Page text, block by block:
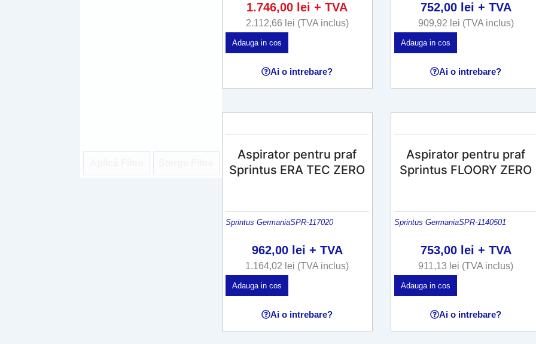
1.746,00 lei + TVA
2.112,66 lei (TVA inclus)
Adauga in cos
Ai o intrebare?
752,00 lei + TVA
909,92 lei (TVA inclus)
Adauga in cos
Ai o intrebare?
Aspirator pentru praf
Sprintus ERA TEC ZERO
Sprintus GermaniaSPR-117020
962,00 lei + TVA
1.164,02 lei (TVA inclus)
Adauga in cos
Ai o intrebare?
Aspirator pentru praf
Sprintus FLOORY ZERO
Sprintus GermaniaSPR-1140501
753,00 lei + TVA
911,13 lei (TVA inclus)
Adauga in cos
Ai o intrebare?